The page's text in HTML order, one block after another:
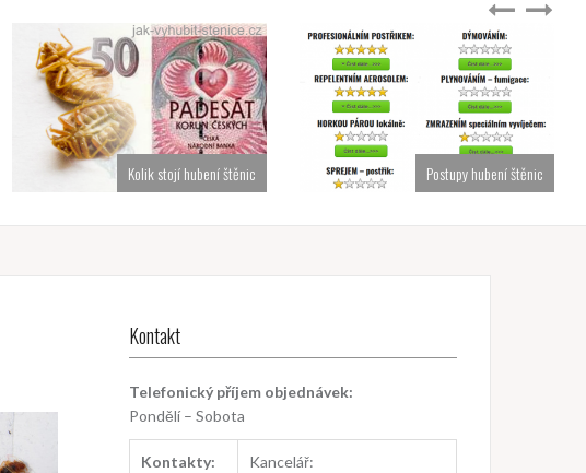
Kolik stojí hubení štěnic Postupy hubení štěnic
Kontakt
Telefonický příjem objednávek:
Pondělí – Sobota
Kontakty:
Kancelář: